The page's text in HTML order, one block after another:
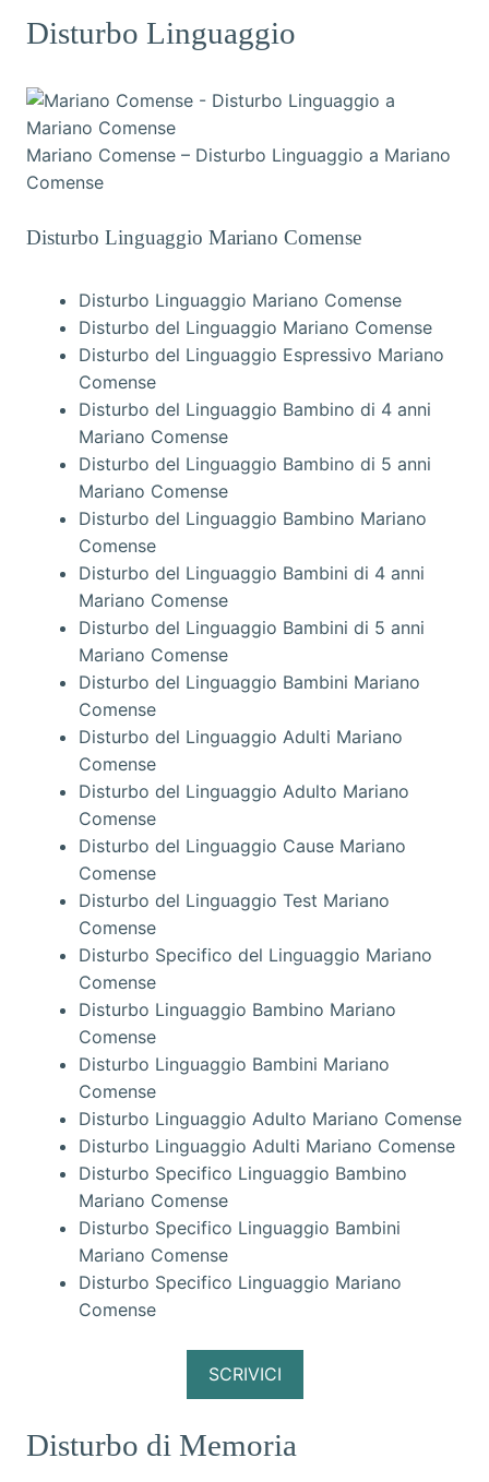
Disturbo Linguaggio
Mariano Comense – Disturbo Linguaggio a Mariano
Comense
Disturbo Linguaggio Mariano Comense
Disturbo Linguaggio Mariano Comense
Disturbo del Linguaggio Mariano Comense
Disturbo del Linguaggio Espressivo Mariano
Comense
Disturbo del Linguaggio Bambino di 4 anni
Mariano Comense
Disturbo del Linguaggio Bambino di 5 anni
Mariano Comense
Disturbo del Linguaggio Bambino Mariano
Comense
Disturbo del Linguaggio Bambini di 4 anni
Mariano Comense
Disturbo del Linguaggio Bambini di 5 anni
Mariano Comense
Disturbo del Linguaggio Bambini Mariano
Comense
Disturbo del Linguaggio Adulti Mariano
Comense
Disturbo del Linguaggio Adulto Mariano
Comense
Disturbo del Linguaggio Cause Mariano
Comense
Disturbo del Linguaggio Test Mariano
Comense
Disturbo Specifico del Linguaggio Mariano
Comense
Disturbo Linguaggio Bambino Mariano
Comense
Disturbo Linguaggio Bambini Mariano
Comense
Disturbo Linguaggio Adulto Mariano Comense
Disturbo Linguaggio Adulti Mariano Comense
Disturbo Specifico Linguaggio Bambino
Mariano Comense
Disturbo Specifico Linguaggio Bambini
Mariano Comense
Disturbo Specifico Linguaggio Mariano
Comense
SCRIVICI
Disturbo di Memoria